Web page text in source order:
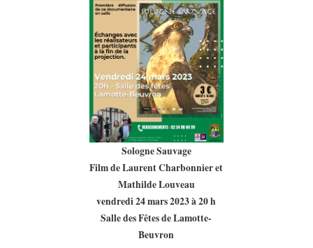
Sologne Sauvage
Film de Laurent Charbonnier et
Mathilde Louveau
vendredi 24 mars 2023 à 20 h
Salle des Fêtes de Lamotte-
Beuvron